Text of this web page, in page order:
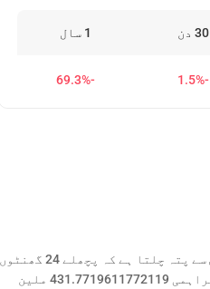
30 دن 1 سال
-1.5%
-69.3%
Avalanche ( AVAX ) کی آج کی قیمت $6.66 ہے اور 24 گھنٹے کا تجارتی حجم $156887870 ہے۔ اس سے پتہ چلتا ہے کہ پچھلے 24 گھنٹوں
ہے۔ گردش کی فراہمی 431.7719611772119 ملین